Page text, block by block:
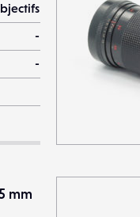
-
-
mm